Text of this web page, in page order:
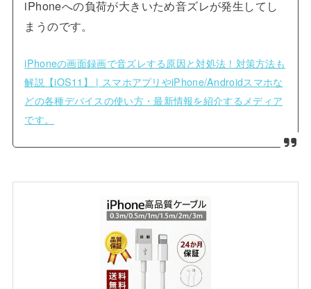
iPhoneへの負荷が大きいため音ズレが発生してし
まうのです。
iPhoneの画面録画で音ズレする原因と対処法！対策方法も
解説【iOS11】 | スマホアプリやiPhone/Androidスマホな
どの各種デバイスの使い方・最新情報を紹介するメディア
です。